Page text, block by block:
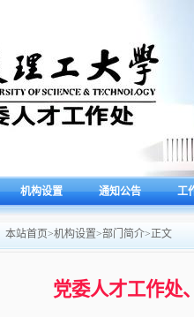
机构设置 通知公告 工
本站首页>机构设置>部门简介>正文
党委人才工作处